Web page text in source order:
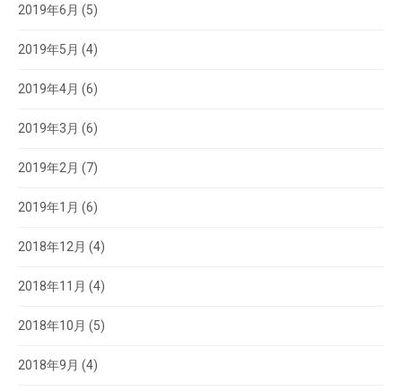
2019年6月 (5)
2019年5月 (4)
2019年4月 (6)
2019年3月 (6)
2019年2月 (7)
2019年1月 (6)
2018年12月 (4)
2018年11月 (4)
2018年10月 (5)
2018年9月 (4)